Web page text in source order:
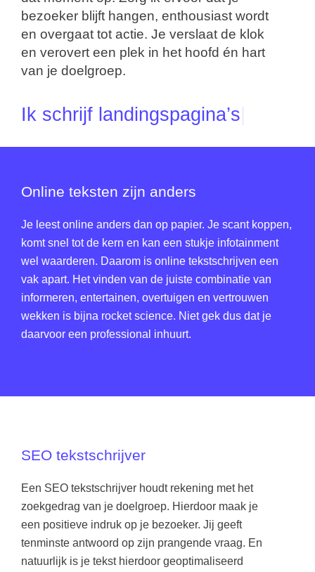
bezoeker blijft hangen, enthousiast wordt
en overgaat tot actie. Je verslaat de klok
en verovert een plek in het hoofd én hart
van je doelgroep.
Ik schrijf landin|
Online teksten zijn anders
Je leest online anders dan op papier. Je scant koppen,
komt snel tot de kern en kan een stukje infotainment
wel waarderen. Daarom is online tekstschrijven een
vak apart. Het vinden van de juiste combinatie van
informeren, entertainen, overtuigen en vertrouwen
wekken is bijna rocket science. Niet gek dus dat je
daarvoor een professional inhuurt.
SEO tekstschrijver
Een SEO tekstschrijver houdt rekening met het
zoekgedrag van je doelgroep. Hierdoor maak je
een positieve indruk op je bezoeker. Jij geeft
tenminste antwoord op zijn prangende vraag. En
natuurlijk is je tekst hierdoor geoptimaliseerd